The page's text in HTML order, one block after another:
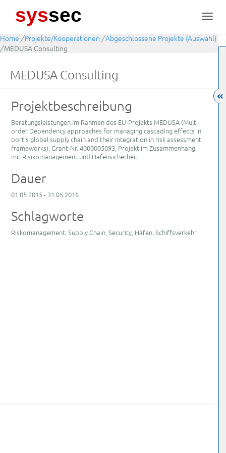
syssec
Home / Projekte/Kooperationen /Abgeschlossene Projekte (Auswahl)
/ MEDUSA Consulting
MEDUSA Consulting
Projektbeschreibung
Beratungsleistungen im Rahmen des EU-Projekts MEDUSA (Multi-
order Dependency approaches for managing cascading effects in
port's global supply chain and their integration in risk assessment
frameworks), Grant-Nr. 4000005093, Projekt im Zusammenhang
mit Risikomanagement und Hafensicherheit.
Dauer
01.05.2015 - 31.05.2016
Schlagworte
Riskomanagement, Supply Chain, Security, Häfen, Schiffsverkehr